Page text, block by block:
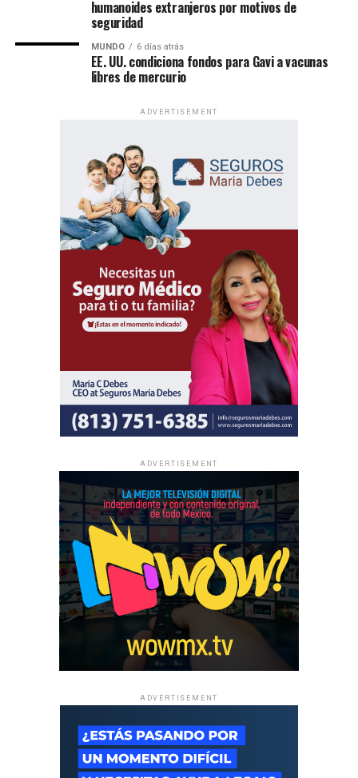
humanoides extranjeros por motivos de
seguridad
MUNDO 6 días atrás
EE. UU. condiciona fondos para Gavi a vacunas
libres de mercurio
ADVERTISEMENT
ADVERTISEMENT
ADVERTISEMENT